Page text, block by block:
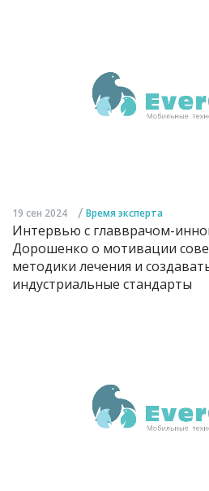
19 сен 2024 / Время эксперта
Интервью с главврачом-
Дорошенко о мотивации
методики лечения и
индустриальные стандарты